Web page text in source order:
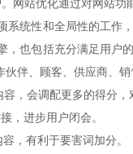
统性和全局性的工
也包括充分满足用
伴、顾客、供应商、
，会调配更多的得分，
，进步用户闭会。
，有利于要害词加分。